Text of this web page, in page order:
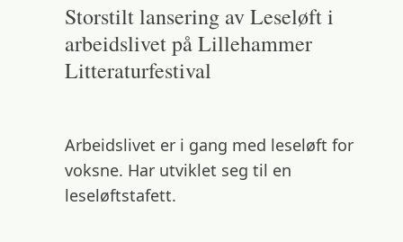
Storstilt lansering av Leseløft i
arbeidslivet på Lillehammer
Litteraturfestival
Arbeidslivet er i gang med leseløft for
voksne. Har utviklet seg til en
leseløftstafett.